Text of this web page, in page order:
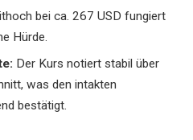
bei ca. 267 USD fungiert
Hürde.
Der Kurs notiert stabil über
was den intakten
bestätigt.